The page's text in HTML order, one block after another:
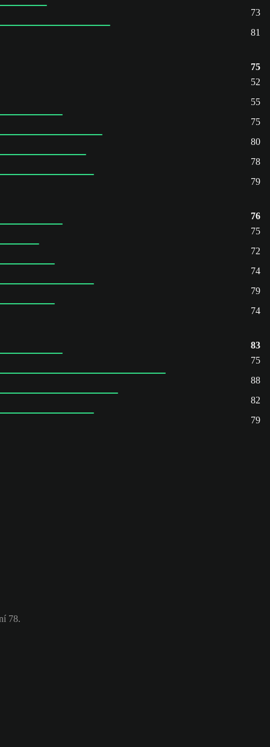
73
81
75
52
55
75
80
78
79
76
75
72
74
79
74
83
75
88
82
79
78.